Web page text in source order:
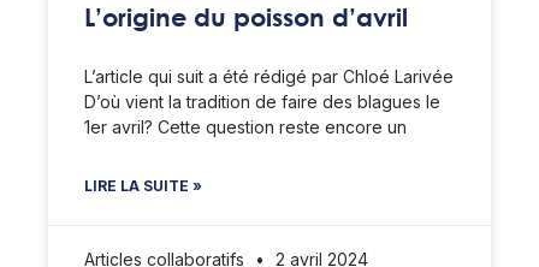
L’origine du poisson d’avril
L’article qui suit a été rédigé par Chloé Larivée
D’où vient la tradition de faire des blagues le
1er avril? Cette question reste encore un
LIRE LA SUITE »
Articles collaboratifs 2 avril 2024